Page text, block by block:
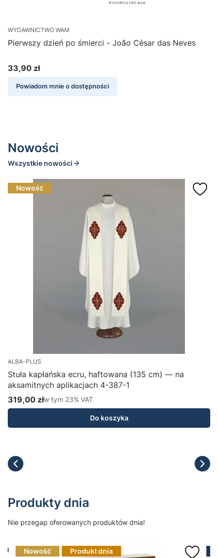
WYDAWNICTWO WAM
Pierwszy dzień po śmierci - João César das Neves
Cena
33,90 zł
Powiadom mnie o dostępności
Nowości
Wszystkie nowości
Nowość
ALBA-PLUS
Stuła kapłańska ecru, haftowana (135 cm) — na
aksamitnych aplikacjach 4-387-1
Cena brutto
319,00 złw tym %s VAT
w tym 23% VAT
Do koszyka
Produkty dnia
Nie przegap oferowanych produktów dnia!
Nowość Produkt dnia